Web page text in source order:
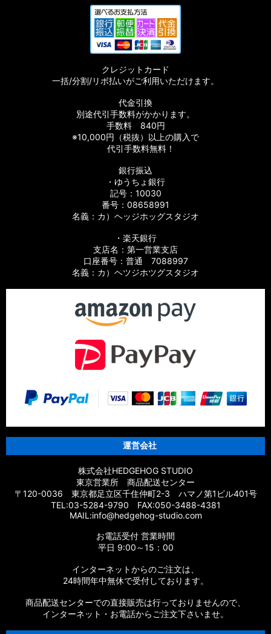
クレジットカード
一括/分割/リボ払いがご利用いただけます。
代金引換
別途代引手数料がかかります。
手数料 840円
※10,000円（税抜）以上の購入で
代引手数料無料！
銀行振込
・ゆうちょ銀行
記号：10030
番号：08658991
名義：カ）ヘッジホッグスタジオ
・楽天銀行
支店名：第一営業支店
口座番号：普通 7088997
名義：カ）ヘツジホツグスタジオ
運営会社
株式会社HEDGEHOG STUDIO
東京営業所 商品配送センター
〒120-0036 東京都足立区千住仲町2-3 ハマノ第1ビル401号
TEL:03-5284-9790 FAX:050-3488-4381
MAIL:info@hedgehog-studio.com
お電話受付 営業時間
平日 9:00～15：00
インターネットからのご注文は、
24時間年中無休で受付しております。
商品配送センターでの直接販売は行っておりませんので、
インターネット・お電話からご注文下さいませ。